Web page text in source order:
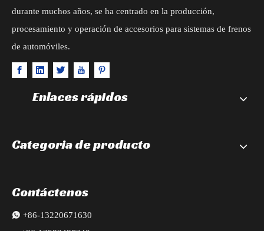
durante muchos años, se ha centrado en la producción,
procesamiento y operación de accesorios para sistemas de frenos
de automóviles.
Enlaces rápidos
Categoria de producto
Contáctenos
 +86-13220671630